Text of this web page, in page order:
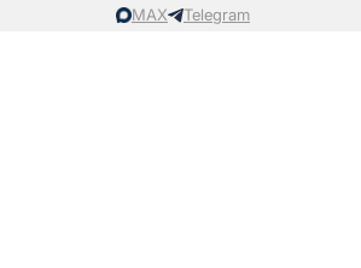
MAX Telegram